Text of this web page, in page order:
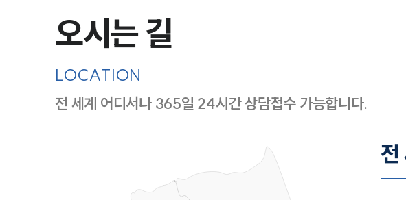
오시는 길
LOCATION
전 세계 어디서나 365일 24시간 상담접수 가능합니다.
전